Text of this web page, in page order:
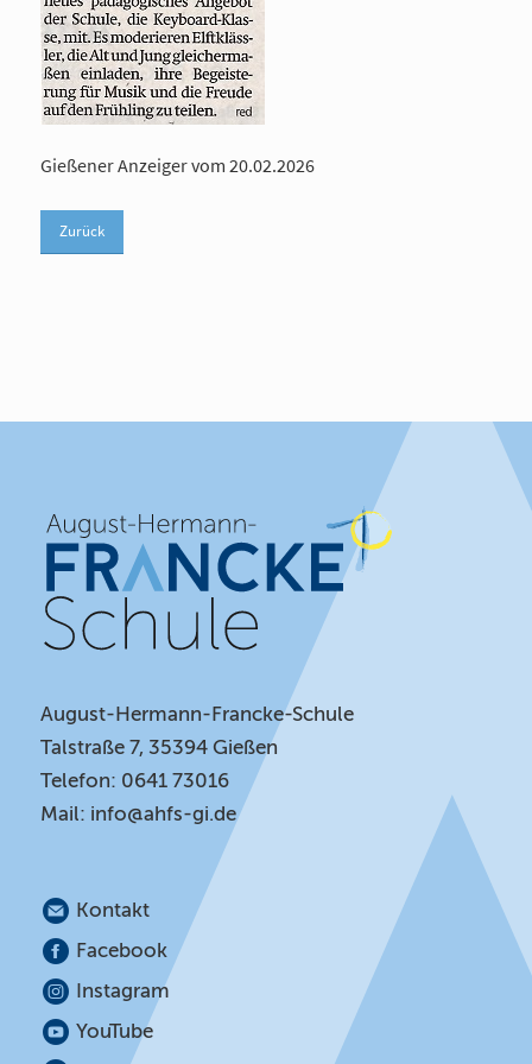
Gießener Anzeiger vom 20.02.2026
Zurück
August-Hermann-Francke-Schule
Talstraße 7, 35394 Gießen
Telefon: 0641 73016
Mail: info@ahfs-gi.de
Kontakt
Facebook
Instagram
YouTube